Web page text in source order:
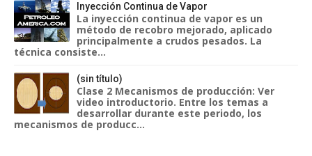
Inyección Continua de Vapor
La inyección continua de vapor es un
método de recobro mejorado, aplicado
principalmente a crudos pesados. La
técnica consiste...
(sin título)
Clase 2 Mecanismos de producción: Ver
video introductorio. Entre los temas a
desarrollar durante este periodo, los
mecanismos de producc...